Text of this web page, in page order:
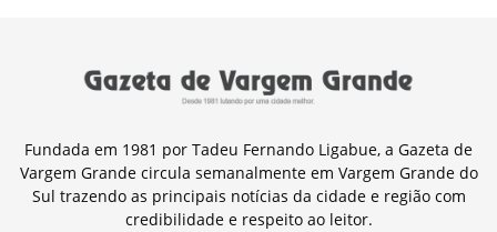
Fundada em 1981 por Tadeu Fernando Ligabue, a Gazeta de
Vargem Grande circula semanalmente em Vargem Grande do
Sul trazendo as principais notícias da cidade e região com
credibilidade e respeito ao leitor.